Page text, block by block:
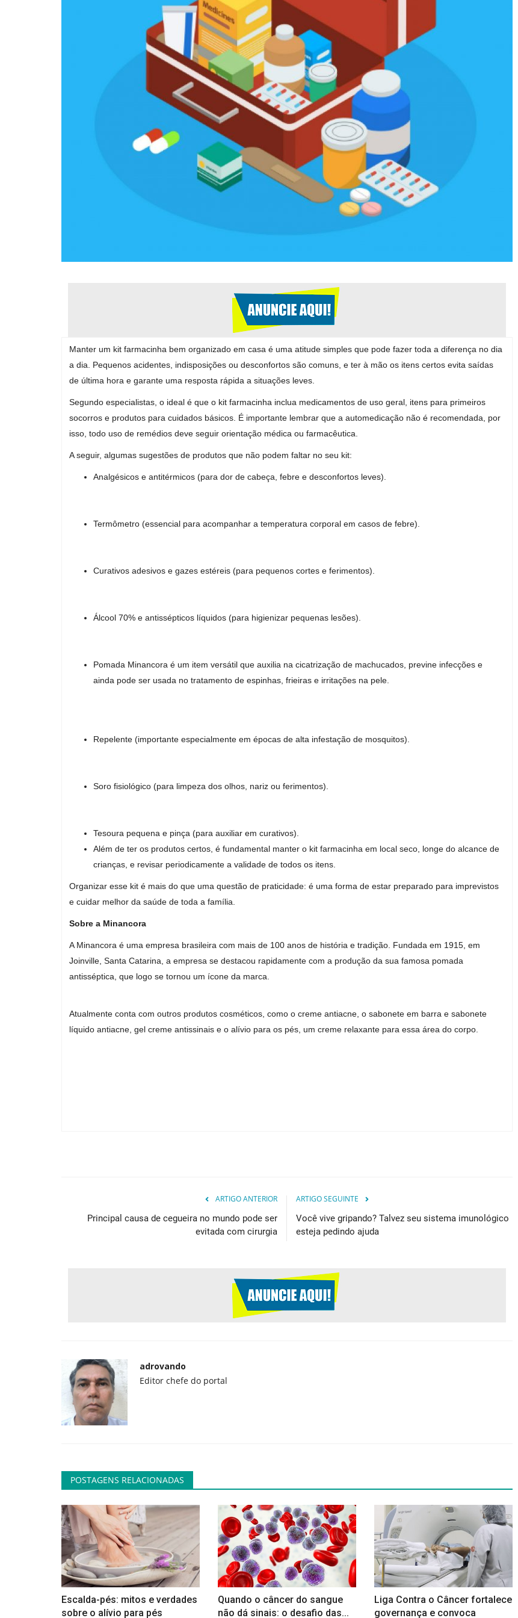
Manter um kit farmacinha bem organizado em casa é uma atitude simples que pode fazer toda a diferença no dia
a dia. Pequenos acidentes, indisposições ou desconfortos são comuns, e ter à mão os itens certos evita saídas
de última hora e garante uma resposta rápida a situações leves.
Segundo especialistas, o ideal é que o kit farmacinha inclua medicamentos de uso geral, itens para primeiros
socorros e produtos para cuidados básicos. É importante lembrar que a automedicação não é recomendada, por
isso, todo uso de remédios deve seguir orientação médica ou farmacêutica.
A seguir, algumas sugestões de produtos que não podem faltar no seu kit:
Analgésicos e antitérmicos (para dor de cabeça, febre e desconfortos leves).
Termômetro (essencial para acompanhar a temperatura corporal em casos de febre).
Curativos adesivos e gazes estéreis (para pequenos cortes e ferimentos).
Álcool 70% e antissépticos líquidos (para higienizar pequenas lesões).
Pomada Minancora é um item versátil que auxilia na cicatrização de machucados, previne infecções e
ainda pode ser usada no tratamento de espinhas, frieiras e irritações na pele.
Repelente (importante especialmente em épocas de alta infestação de mosquitos).
Soro fisiológico (para limpeza dos olhos, nariz ou ferimentos).
Tesoura pequena e pinça (para auxiliar em curativos).
Além de ter os produtos certos, é fundamental manter o kit farmacinha em local seco, longe do alcance de
crianças, e revisar periodicamente a validade de todos os itens.
Organizar esse kit é mais do que uma questão de praticidade: é uma forma de estar preparado para imprevistos
e cuidar melhor da saúde de toda a família.
Sobre a Minancora
A Minancora é uma empresa brasileira com mais de 100 anos de história e tradição. Fundada em 1915, em
Joinville, Santa Catarina, a empresa se destacou rapidamente com a produção da sua famosa pomada
antisséptica, que logo se tornou um ícone da marca.
Atualmente conta com outros produtos cosméticos, como o creme antiacne, o sabonete em barra e sabonete
líquido antiacne, gel creme antissinais e o alívio para os pés, um creme relaxante para essa área do corpo.
ARTIGO ANTERIOR
Principal causa de cegueira no mundo pode ser
evitada com cirurgia
ARTIGO SEGUINTE
Você vive gripando? Talvez seu sistema imunológico
esteja pedindo ajuda
adrovando
Editor chefe do portal
POSTAGENS RELACIONADAS
Escalda-pés: mitos e verdades
sobre o alívio para pés
Quando o câncer do sangue
não dá sinais: o desafio das...
Liga Contra o Câncer fortalece
governança e convoca
Como fugir do Google?
adrovando Jul 13, 2026 153
piorado muito significativamente...
Setor de eletrodomésticos e
Levantamento do Movimento Plástico Transforma aponta
avanço no consumo de resina...